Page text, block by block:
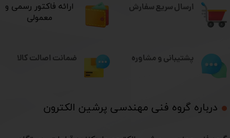
ارسال سریع سفارش
درباره گروه فنی مهندسی پرشین الکترون​​​​​​​
​ارائه فاکتور رسمی و
معمولی
پشتیبانی و مشاوره ضمانت اصالت کالا